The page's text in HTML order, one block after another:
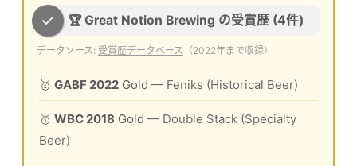
🏆 Great Notion Brewing の受賞歴 (4件)
データソース: 受賞歴データベース （2022年まで収録）
🥇 GABF 2022 Gold — Feniks (Historical Beer)
🥇 WBC 2018 Gold — Double Stack (Specialty
Beer)